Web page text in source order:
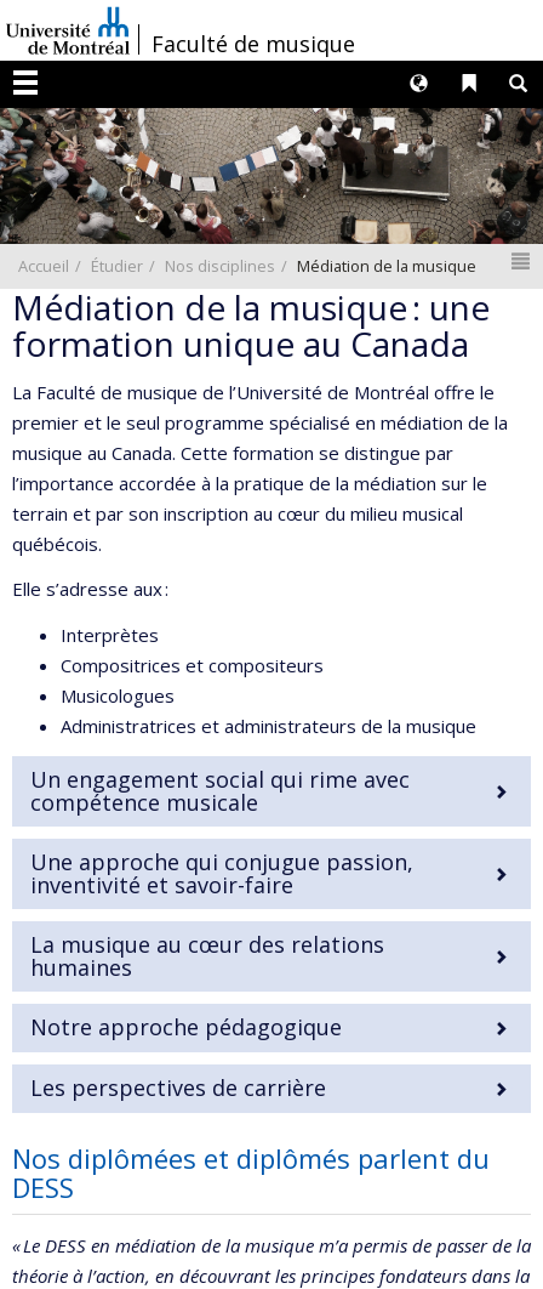
au
contenu
/Faculté de musique
Menu
Liens
Langues
Accueil Étudier Nos disciplines Médiation de la musique
Médiation de la musique : une
formation unique au Canada
La Faculté de musique de l’Université de Montréal offre le
premier et le seul programme spécialisé en médiation de la
musique au Canada. Cette formation se distingue par
l’importance accordée à la pratique de la médiation sur le
terrain et par son inscription au cœur du milieu musical
québécois.
Elle s’adresse aux :
Interprètes
Compositrices et compositeurs
Musicologues
Administratrices et administrateurs de la musique
Un engagement social qui rime avec
compétence musicale
Une approche qui conjugue passion,
inventivité et savoir-faire
La musique au cœur des relations
humaines
Notre approche pédagogique
Les perspectives de carrière
Nos diplômées et diplômés parlent du
DESS
« Le DESS en médiation de la musique m’a permis de passer de la
théorie à l’action, en découvrant les principes fondateurs dans la